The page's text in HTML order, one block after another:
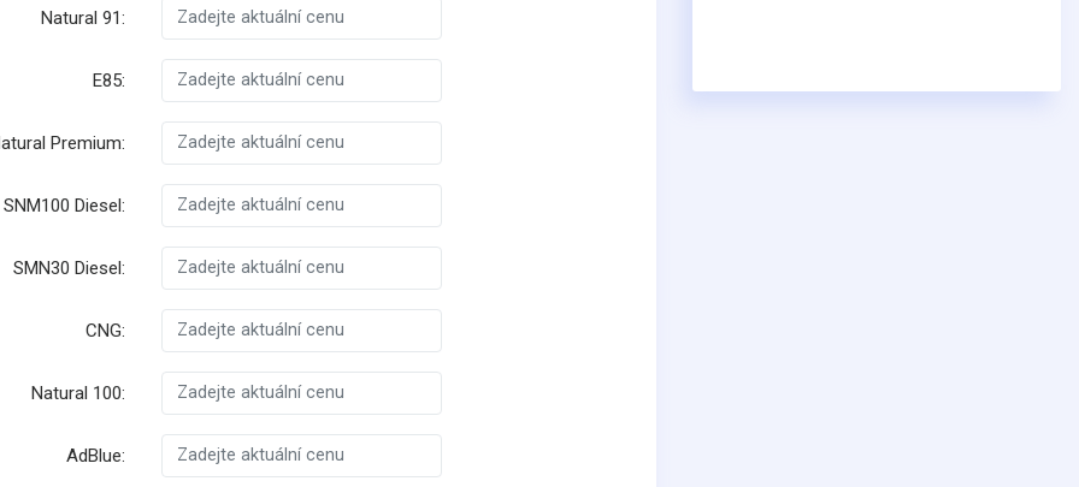
Natural 91:
E85:
Premium:
SNM100 Diesel:
SMN30 Diesel:
CNG:
Natural 100:
AdBlue: